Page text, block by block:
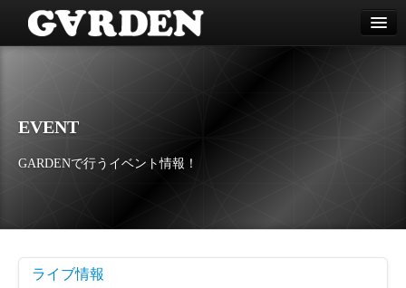
種子島カフェ＆バーGARDEN
bar
party
tane foods
EVENT
GARDENで行うイベント情報！
ライブ情報